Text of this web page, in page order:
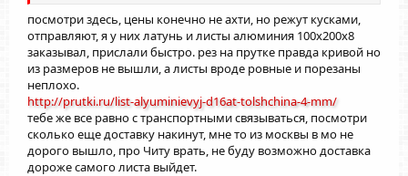
посмотри здесь, цены конечно не ахти, но режут кусками,
отправляют, я у них латунь и листы алюминия 100х200х8
заказывал, прислали быстро. рез на прутке правда кривой но
из размеров не вышли, а листы вроде ровные и порезаны
неплохо.
http://prutki.ru/list-alyuminievyj-d16at-tolshchina-4-mm/
тебе же все равно с транспортными связываться, посмотри
сколько еще доставку накинут, мне то из москвы в мо не
дорого вышло, про Читу врать, не буду возможно доставка
дороже самого листа выйдет.